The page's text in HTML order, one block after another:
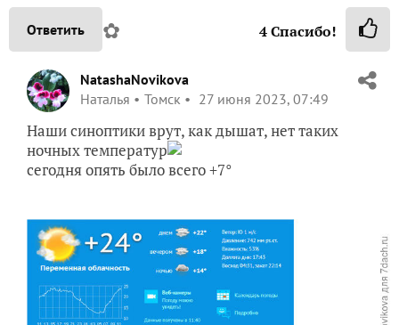
Ответить ✿ 4Спасибо!
NatashaNovikova
Наталья
Томск 27 июня 2023, 07:49
Наши синоптики врут, как дышат, нет таких
ночных температур
сегодня опять было всего +7°